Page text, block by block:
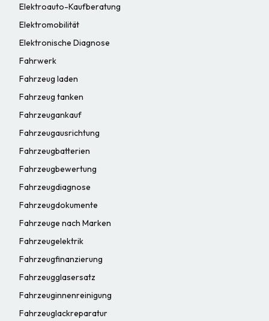
Elektroauto-Kaufberatung
Elektromobilität
Elektronische Diagnose
Fahrwerk
Fahrzeug laden
Fahrzeug tanken
Fahrzeugankauf
Fahrzeugausrichtung
Fahrzeugbatterien
Fahrzeugbewertung
Fahrzeugdiagnose
Fahrzeugdokumente
Fahrzeuge nach Marken
Fahrzeugelektrik
Fahrzeugfinanzierung
Fahrzeugglasersatz
Fahrzeuginnenreinigung
Fahrzeuglackreparatur